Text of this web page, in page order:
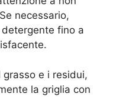
necessario,
detergente fino a
e i residui,
la griglia con